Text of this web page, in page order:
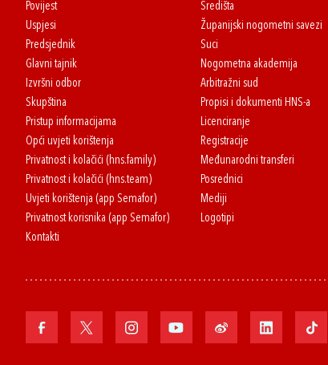
Povijest
Uspjesi
Predsjednik
Glavni tajnik
Izvršni odbor
Skupština
Pristup informacijama
Opći uvjeti korištenja
Privatnost i kolačići (hns.family)
Privatnost i kolačići (hns.team)
Uvjeti korištenja (app Semafor)
Privatnost korisnika (app Semafor)
Kontakti
Središta
Županijski nogometni savezi
Suci
Nogometna akademija
Arbitražni sud
Propisi i dokumenti HNS-a
Licenciranje
Registracije
Međunarodni transferi
Posrednici
Mediji
Logotipi